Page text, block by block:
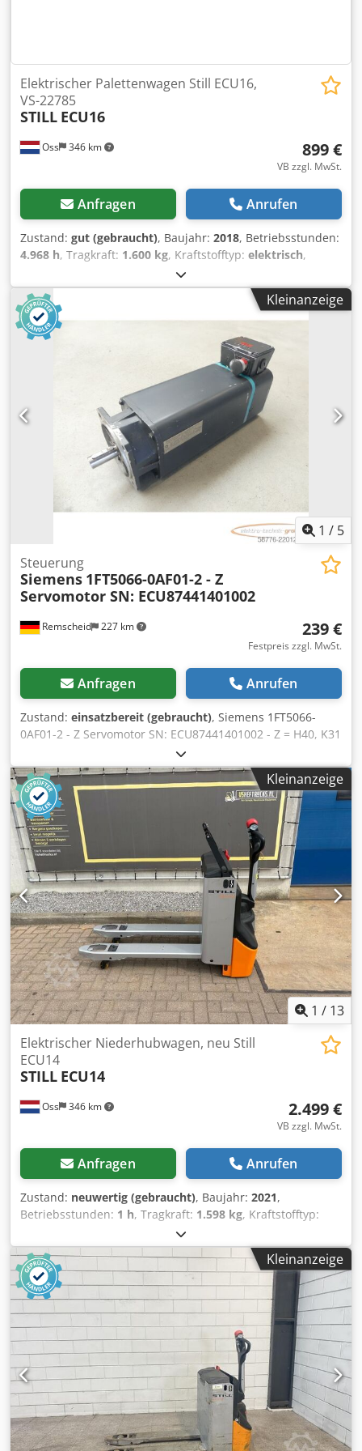
Oss 346 km
Elektrischer Palettenwagen Still ECU16,
VS-22785
STILL ECU16
899 €
VB zzgl. MwSt.
Anfragen Anrufen
Zustand: gut (gebraucht), Baujahr: 2018, Betriebsstunden:
4.968 h, Tragkraft: 1.600 kg, Kraftstofftyp: elektrisch,
, Kilometerstand:
Elektrischer Palettenwagen Marke: Still (Deutschland)
Baujahr: 2018 4.968 Betriebsstunden Kapazität: 1.600 kg
Geeignet für Europaletten Batterie mit automatischem
Befüllsystem Externes Ladegerät Codpoy Smwmefx Apyoha
Kleinanzeige
1 / 5
Remscheid 227 km
Steuerung
Siemens 1FT5066-0AF01-2 - Z
Servomotor SN: ECU87441401002
239 €
Festpreis zzgl. MwSt.
Anfragen Anrufen
Zustand: einsatzbereit (gebraucht), Siemens 1FT5066-
0AF01-2 - Z Servomotor SN: ECU87441401002 - Z = H40, K31
(2. Leistungsschild), K93 (Gehäuse IP67) mit 1FU1050-6HF
13,3 mVmin Tacho - Dichtung im Klemmkasten
fehlt,gebraucht, guter Erhaltungszustand, 100%
funktionsfähig, Lieferumfang gem. Fotos Csdpfx Ajy U
Eglepyjha
Kleinanzeige
1 / 13
Oss 346 km
Elektrischer Niederhubwagen, neu Still
ECU14
STILL ECU14
2.499 €
VB zzgl. MwSt.
Anfragen Anrufen
Zustand: neuwertig (gebraucht), Baujahr: 2021,
Betriebsstunden: 1 h, Tragkraft: 1.598 kg, Kraftstofftyp:
340 kg
NEUWERTIG Elektrischer Palettenwagen Marke: Still
Baujahr: 2021 Nur 1 Betriebsstunde, wie neu!
Tragfähigkeit: 1.600 kg Batterie: 2 x 12 V, wartungsfrei Mit
integriertem Ladegerät Chsdpfx Apey Sa D Hoyoa
Kleinanzeige